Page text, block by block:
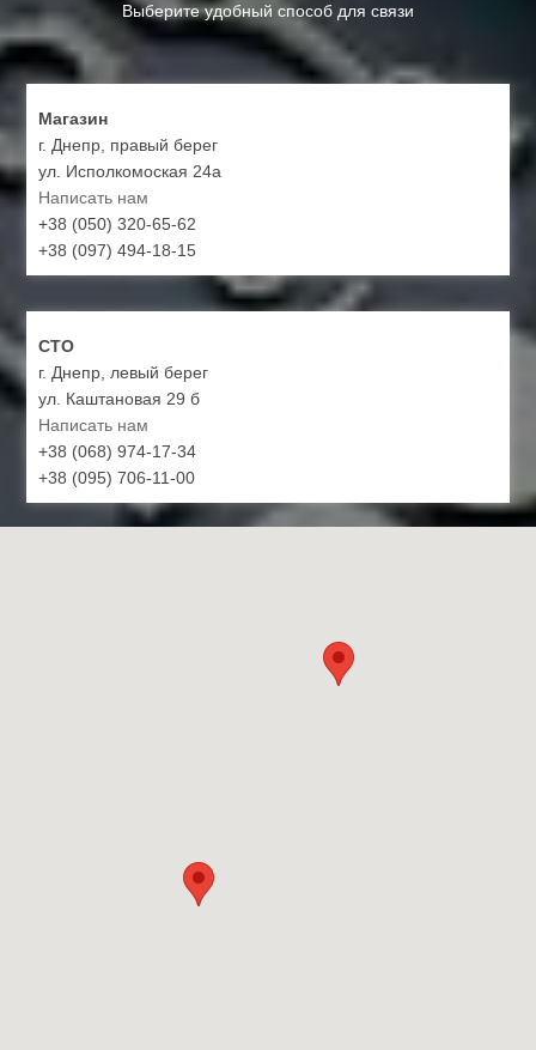
Выберите удобный способ для связи
Магазин
г. Днепр, правый берег
ул. Исполкомоская 24а
Написать нам
+38 (050) 320-65-62
+38 (097) 494-18-15
СТО
г. Днепр, левый берег
ул. Каштановая 29 б
Написать нам
+38 (068) 974-17-34
+38 (095) 706-11-00